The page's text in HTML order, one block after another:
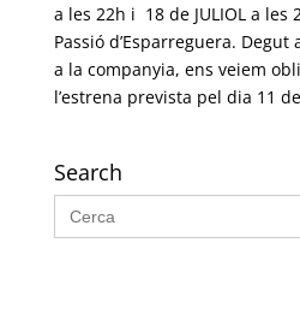
a les 22h i 18 de JULIOL a les
Passió d’Esparreguera.
a la companyia, ens veiem
l’estrena prevista pel dia 11
Search
Search
for: